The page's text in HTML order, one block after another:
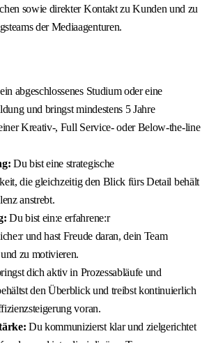
sowie direkter Kontakt zu Kunden und zu
der Mediaagenturen.
abgeschlossenes Studium oder eine
und bringst mindestens 5 Jahre
Kreativ-, Full Service- oder Below-the-line
Du bist eine strategische
die gleichzeitig den Blick fürs Detail behält
anstrebt.
Du bist ein:e erfahrene:r
und hast Freude daran, dein Team
zu motivieren.
dich aktiv in Prozessabläufe und
den Überblick und treibst kontinuierlich
voran.
Du kommunizierst klar und zielgerichtet